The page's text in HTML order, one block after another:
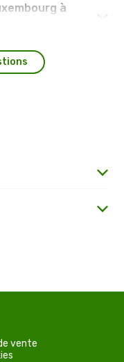
à
vente